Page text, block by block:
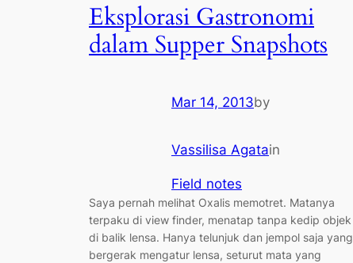
Eksplorasi Gastronomi
dalam Supper Snapshots
Mar 14, 2013by
Vassilisa Agatain
Field notes
Saya pernah melihat Oxalis memotret. Matanya
terpaku di view finder, menatap tanpa kedip objek
di balik lensa. Hanya telunjuk dan jempol saja yang
bergerak mengatur lensa, seturut mata yang